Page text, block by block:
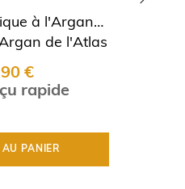
à l'Argan
de l'Atlas
€
rapide
AU PANIER